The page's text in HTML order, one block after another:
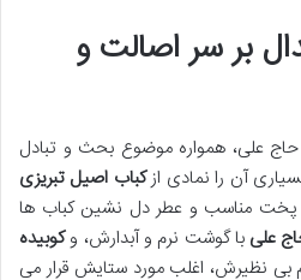
بر سر اصالت و
علی، همواره موضوع بحث و تبادل
آن را نمادی ازکباب اصیل تبریزی
پخت مناسب و عطر دل نشین کباب ها
علی با گوشت نرم و آبدارش، وکوبیده
نظیرش، اغلب مورد ستایش قرار می